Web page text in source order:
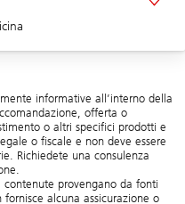
informative all’interno della
offerta o
o altri specifici prodotti e
o fiscale e non deve essere
Richiedete una consulenza
provengano da fonti
alcuna assicurazione o